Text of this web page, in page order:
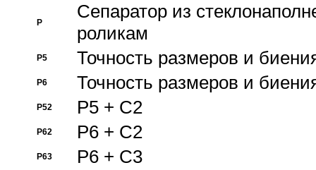
P
Cепаратор из
роликам
P5 Точность размеров и
P6 Точность размеров и
P52 P5 + C2
P62 P6 + C2
P63 P6 + C3